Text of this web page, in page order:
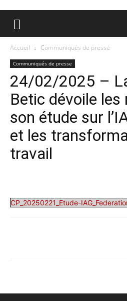
Accueil Communiqués de presse
Communiqués de presse
24/02/2025 –
Betic dévoile
son étude sur
et les
travail
CP_20250221_Etude-